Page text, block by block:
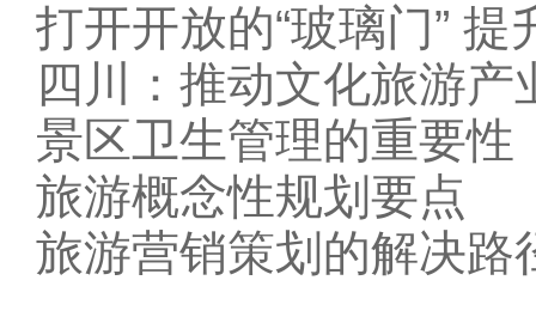
打开开放的“玻璃门” 提
四川：推动文化旅游产
景区卫生管理的重要性
旅游概念性规划要点
旅游营销策划的解决路